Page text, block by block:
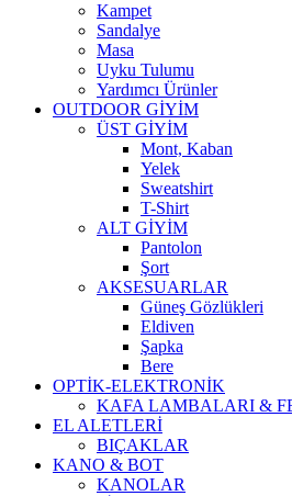
Kampet
Sandalye
Masa
Uyku Tulumu
Yardımcı Ürünler
OUTDOOR GİYİM
ÜST GİYİM
Mont, Kaban
Yelek
Sweatshirt
T-Shirt
ALT GİYİM
Pantolon
Şort
AKSESUARLAR
Güneş Gözlükleri
Eldiven
Şapka
Bere
OPTİK-ELEKTRONİK
KAFA LAMBALARI &
EL ALETLERİ
BIÇAKLAR
KANO & BOT
KANOLAR